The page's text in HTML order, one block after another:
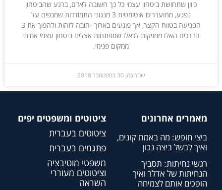
כיוון שתחושת ביטחון עצמי כל כך חשובה לאדם, ברגע שהביטחון
נפגע, מתועררים אוטומטית 3 מנגוני התמודדות שמכפים על
הפגיעה בטווח הקצר, אך פוגעים בארוך -חובה לזהות ולהפוך את 3
הדרכים האלו ממזיקות לכאלו שמפתחות אצלינו ביטחון עצמי אמיתי
ממקום פנימי.
שחר כהן 30 בספטמבר 2018
מאמרים אחרונים
ביצי חופש: מה באמת קונים,
ואיך לבשל ביצה נכון
רגשי נחיתות: תסביך
הנחיתות של אדלר ואיך
הופכים אותם לצמיחה
ציטוטים ומשפטים יפים
ציטוטים בעברית
פתגמים בעברית
משפטי מוטיבציה
וציטוטים מעוררי
השראה